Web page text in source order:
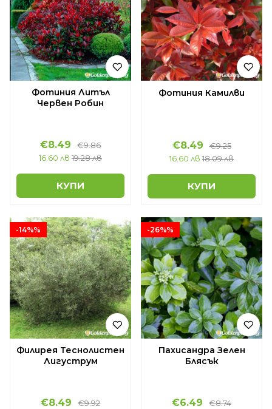
Фотиния Литъл
Червен Робин
€8.49
€9.86
16.60 лв 19.28 лв
КУПИ
Фотиния Камилви
€8.49
€9.25
16.60 лв 18.09 лв
КУПИ
-14%%
Филирея Теснолистен
Лигуструм
€8.49
€9.92
-26%%
Пахисандра Зелен
Блясък
€6.49
€8.74